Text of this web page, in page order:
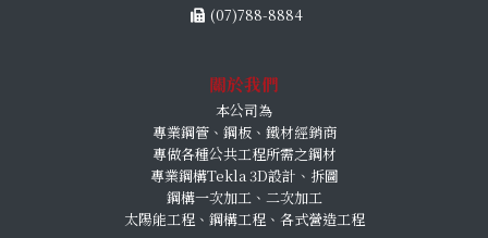
(07)788-8884
關於我們
本公司為
專業鋼管、鋼板、鐵材經銷商
專做各種公共工程所需之鋼材
專業鋼構Tekla 3D設計、拆圖
鋼構一次加工、二次加工
太陽能工程、鋼構工程、各式營造工程